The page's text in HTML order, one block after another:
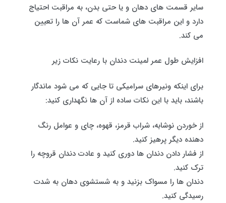
سایر قسمت های دهان و یا حتی بدن، به مراقبت احتیاج
دارد و این مراقبت های شماست که عمر آن ها را تعیین
می کند.
افزایش طول عمر لمینت دندان با رعایت نکات زیر
برای اینکه ونیرهای سرامیکی‌ تا جایی که می شود ماندگار
باشند، باید با این نکات ساده از آن ها نگهداری کنید:
از خوردن نوشابه، شراب قرمز، قهوه، چای و عوامل رنگ‌
دهنده دیگر پرهیز کنید.
از فشار دادن دندان ها دوری کنید و عادت دندان‌ قروچه را
ترک کنید.
دندان ها را مسواک بزنید و به شستشوی دهان به‌ شدت
رسیدگی کنید.